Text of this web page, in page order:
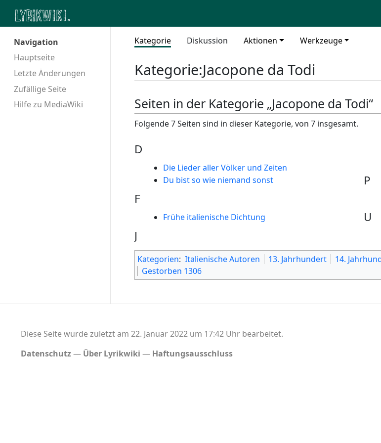
Navigation
Hauptseite
Letzte Änderungen
Zufällige Seite
Hilfe zu MediaWiki
Kategorie Diskussion Aktionen Werkzeuge
Kategorie:Jacopone da Todi
Seiten in der Kategorie „Jacopone da Todi“
Folgende 7 Seiten sind in dieser Kategorie, von 7 insgesamt.
D
Die Lieder aller Völker und Zeiten
Du bist so wie niemand sonst
F
Frühe italienische Dichtung
J
P
U
Kategorien: Italienische Autoren 13. Jahrhundert 14.
Gestorben 1306
Diese Seite wurde zuletzt am 22. Januar 2022 um 17:42 Uhr bearbeitet.
Datenschutz
Über Lyrikwiki Haftungsausschluss